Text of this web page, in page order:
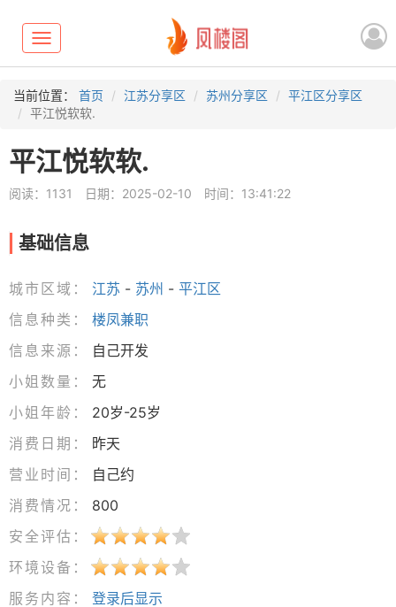
Toggle
navigation
当前位置： 首页 江苏分享区 苏州分享区
平江区分享区
平江悦软软.
平江悦软软.
阅读：1131 日期：2025-02-10 时间：13:41:22
基础信息
城市区域： 江苏 - 苏州 - 平江区
信息种类：
楼凤兼职
信息来源：
自己开发
小姐数量：
无
小姐年龄：
20岁-25岁
消费日期：
昨天
营业时间：
自己约
消费情况：
800
安全评估：
环境设备：
服务内容：
登录后显示